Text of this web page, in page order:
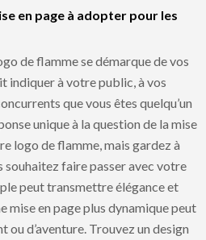
en page à adopter pour les
de flamme se démarque de vos
indiquer à votre public, à vos
que vous êtes quelqu’un
unique à la question de la mise
logo de flamme, mais gardez à
souhaitez faire passer avec votre
peut transmettre élégance et
mise en page plus dynamique peut
ou d’aventure. Trouvez un design